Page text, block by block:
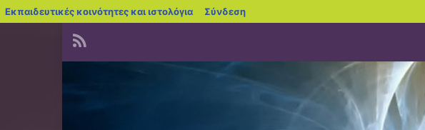
Εκπαιδευτικές κοινότητες και ιστολόγια blogs.sch.gr
Σύνδεση